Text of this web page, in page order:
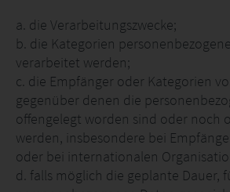
a. die Verarbeitungszwecke;
b. die Kategorien
verarbeitet werden;
c. die Empfänger oder Kategorien
gegenüber denen die
offengelegt worden sind oder noch
werden, insbesondere bei
oder bei internationalen
d. falls möglich die geplante Dauer,